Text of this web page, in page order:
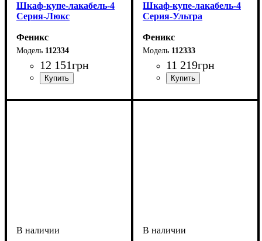
Шкаф-купе-лакабель-4
Серия-Люкс
Феникс
112334
12 151грн
Шкаф-купе-лакабель-4
Серия-Ультра
Феникс
112333
11 219грн